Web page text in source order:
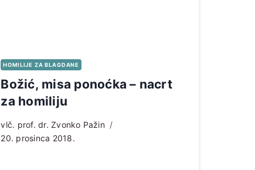
HOMILIJE ZA BLAGDANE
Božić, misa ponoćka – nacrt
za homiliju
vlč. prof. dr. Zvonko Pažin
20. prosinca 2018.